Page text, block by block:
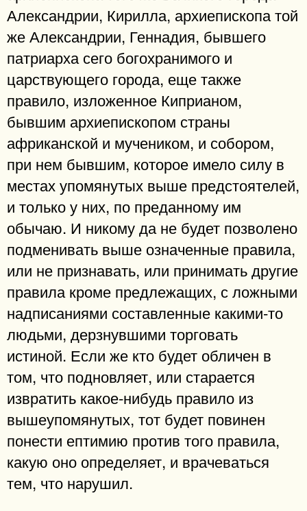
Александрии, Кирилла, архиепископа той
же Александрии, Геннадия, бывшего
патриарха сего богохранимого и
царствующего города, еще также
правило, изложенное Киприаном,
бывшим архиепископом страны
африканской и мучеником, и собором,
при нем бывшим, которое имело силу в
местах упомянутых выше предстоятелей,
и только у них, по преданному им
обычаю. И никому да не будет позволено
подменивать выше означенные правила,
или не признавать, или принимать другие
правила кроме предлежащих, с ложными
надписаниями составленные какими-то
людьми, дерзнувшими торговать
истиной. Если же кто будет обличен в
том, что подновляет, или старается
извратить какое-нибудь правило из
вышеупомянутых, тот будет повинен
понести ептимию против того правила,
какую оно определяет, и врачеваться
тем, что нарушил.